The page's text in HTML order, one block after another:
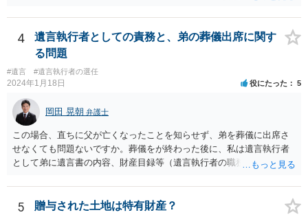
4
遺言執行者としての責務と、弟の葬儀出席に関す
る問題
#遺言 #遺言執行者の選任
2024年1月18日 役にたった 5
岡田 晃朝 弁護士
この場合、直ちに父が亡くなったことを知らせず、弟を葬儀に出席さ
せなくても問題ないですか。葬儀をが終わった後に、私は遺言執行者
として弟に遺言書の内容、財産目録等（遺言執行者の職務）を知らせ
るかは喪主の自由です。 呼ばなくてもかまいません。 そもそも、そう
いう法律関係にありません。 遺言の内容と遺産の総額の通知、公正証
5 贈与された土地は特有財産？